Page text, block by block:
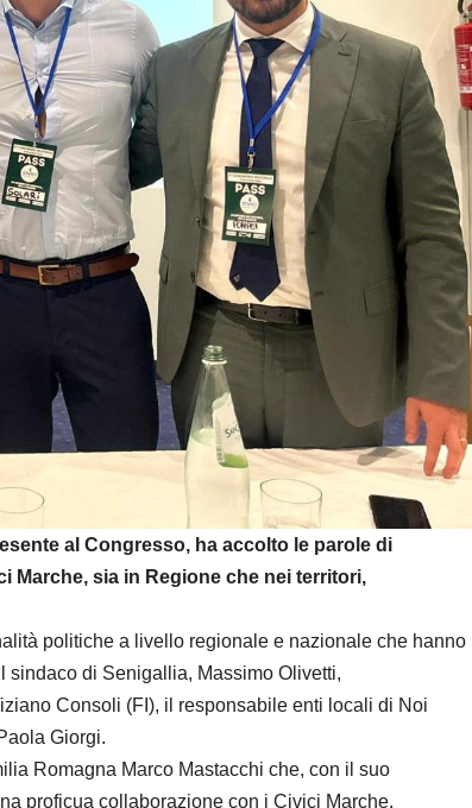
al Congresso, ha accolto le parole di
Marche, sia in Regione che nei territori,
politiche a livello regionale e nazionale che hanno
sindaco di Senigallia, Massimo Olivetti,
Consoli (FI), il responsabile enti locali di Noi
Giorgi.
Romagna Marco Mastacchi che, con il suo
proficua collaborazione con i Civici Marche.